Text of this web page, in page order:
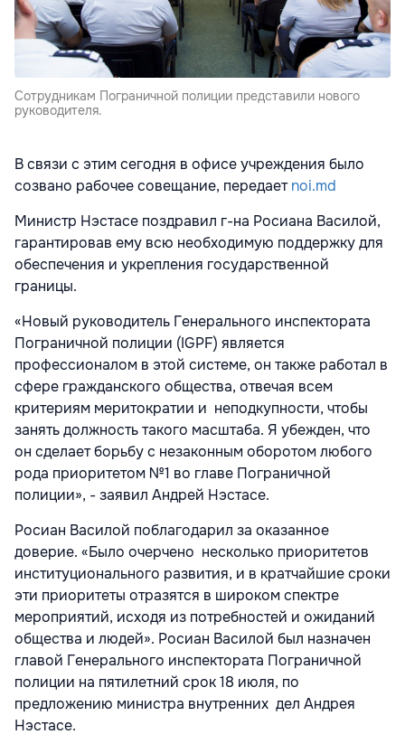
Сотрудникам Пограничной полиции представили нового
руководителя.
В связи с этим сегодня в офисе учреждения было
созвано рабочее совещание, передаетnoi.md
Министр Нэстасе поздравил г-на Росиана Василой,
гарантировав ему всю необходимую поддержку для
обеспечения и укрепления государственной
границы.
«Новый руководитель Генерального инспектората
Пограничной полиции (IGPF) является
профессионалом в этой системе, он также работал в
сфере гражданского общества, отвечая всем
критериям меритократии и неподкупности, чтобы
занять должность такого масштаба. Я убежден, что
он сделает борьбу с незаконным оборотом любого
рода приоритетом №1 во главе Пограничной
полиции», - заявил Андрей Нэстасе.
Росиан Василой поблагодарил за оказанное
доверие. «Было очерчено несколько приоритетов
институционального развития, и в кратчайшие сроки
эти приоритеты отразятся в широком спектре
мероприятий, исходя из потребностей и ожиданий
общества и людей». Росиан Василой был назначен
главой Генерального инспектората Пограничной
полиции на пятилетний срок 18 июля, по
предложению министра внутренних дел Андрея
Нэстасе.